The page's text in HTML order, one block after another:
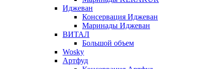
Иджеван
Консервация Иджеван
Маринады Иджеван
ВИТАЛ
Большой объем
Wosky
Артфуд